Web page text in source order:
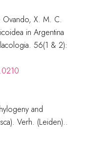
X. M. C.
in Argentina
56(1 & 2):
and
Verh. (Leiden)..